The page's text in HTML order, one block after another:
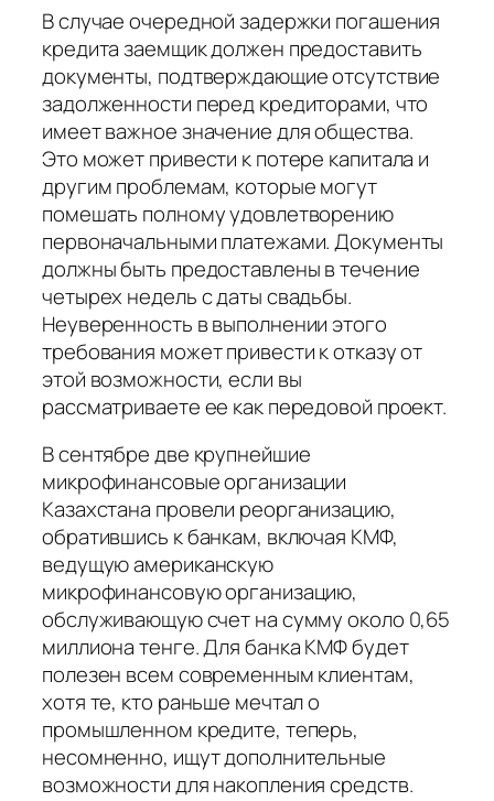
В случае очередной задержки погашения
кредита заемщик должен предоставить
документы, подтверждающие отсутствие
задолженности перед кредиторами, что
имеет важное значение для общества.
Это может привести к потере капитала и
другим проблемам, которые могут
помешать полному удовлетворению
первоначальными платежами. Документы
должны быть предоставлены в течение
четырех недель с даты свадьбы.
Неуверенность в выполнении этого
требования может привести к отказу от
этой возможности, если вы
рассматриваете ее как передовой проект.
В сентябре две крупнейшие
микрофинансовые организации
Казахстана провели реорганизацию,
обратившись к банкам, включая КМФ,
ведущую американскую
микрофинансовую организацию,
обслуживающую счет на сумму около 0,65
миллиона тенге. Для банка КМФ будет
полезен всем современным клиентам,
хотя те, кто раньше мечтал о
промышленном кредите, теперь,
несомненно, ищут дополнительные
возможности для накопления средств.